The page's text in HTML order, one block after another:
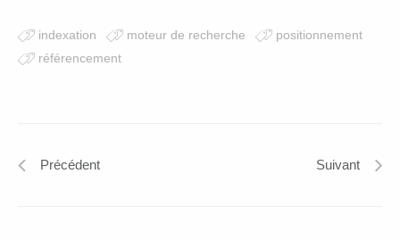
indexation moteur de recherche
positionnement
référencement
Précédent Suivant